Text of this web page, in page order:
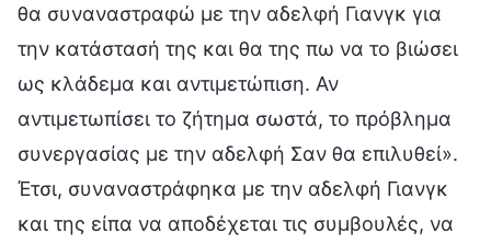
θα συναναστραφώ με την αδελφή Γιανγκ για
την κατάστασή της και θα της πω να το βιώσει
ως κλάδεμα και αντιμετώπιση. Αν
αντιμετωπίσει το ζήτημα σωστά, το πρόβλημα
συνεργασίας με την αδελφή Σαν θα επιλυθεί».
Έτσι, συναναστράφηκα με την αδελφή Γιανγκ
και της είπα να αποδέχεται τις συμβουλές, να